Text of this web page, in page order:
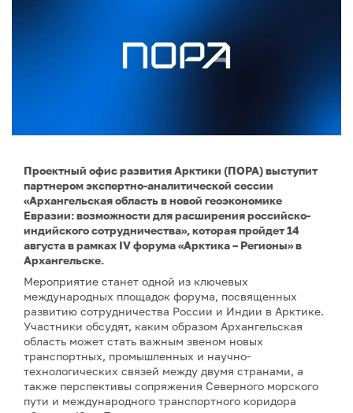
Проектный офис развития Арктики (ПОРА) выступит
партнером экспертно-аналитической сессии
«Архангельская область в новой геоэкономике
Евразии: возможности для расширения российско-
индийского сотрудничества», которая пройдет 14
августа в рамках IV форума «Арктика – Регионы» в
Архангельске.
Мероприятие станет одной из ключевых
международных площадок форума, посвященных
развитию сотрудничества России и Индии в Арктике.
Участники обсудят, каким образом Архангельская
область может стать важным звеном новых
транспортных, промышленных и научно-
технологических связей между двумя странами, а
также перспективы сопряжения Северного морского
пути и международного транспортного коридора